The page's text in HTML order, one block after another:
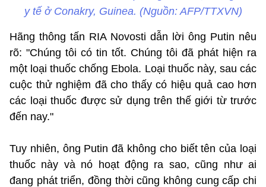
y tế ở Conakry, Guinea. (Nguồn: AFP/TTXVN)
Hãng thông tấn RIA Novosti dẫn lời ông Putin nêu
rõ: "Chúng tôi có tin tốt. Chúng tôi đã phát hiện ra
một loại thuốc chống Ebola. Loại thuốc này, sau các
cuộc thử nghiệm đã cho thấy có hiệu quả cao hơn
các loại thuốc được sử dụng trên thế giới từ trước
đến nay."
Tuy nhiên, ông Putin đã không cho biết tên của loại
thuốc này và nó hoạt động ra sao, cũng như ai
đang phát triển, đồng thời cũng không cung cấp chi